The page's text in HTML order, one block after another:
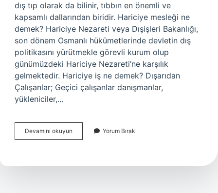
dış tıp olarak da bilinir, tıbbın en önemli ve
kapsamlı dallarından biridir. Hariciye mesleği ne
demek? Hariciye Nezareti veya Dışişleri Bakanlığı,
son dönem Osmanlı hükümetlerinde devletin dış
politikasını yürütmekle görevli kurum olup
günümüzdeki Hariciye Nezareti’ne karşılık
gelmektedir. Hariciye iş ne demek? Dışarıdan
Çalışanlar; Geçici çalışanlar danışmanlar,
yükleniciler,…
Devamını okuyun Hariciye
Ne
Yorum Bırak